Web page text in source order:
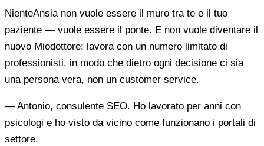
NienteAnsia non vuole essere il muro tra te e il tuo
paziente — vuole essere il ponte. E non vuole diventare il
nuovo Miodottore: lavora con un numero limitato di
professionisti, in modo che dietro ogni decisione ci sia
una persona vera, non un customer service.
— Antonio, consulente SEO. Ho lavorato per anni con
psicologi e ho visto da vicino come funzionano i portali di
settore.